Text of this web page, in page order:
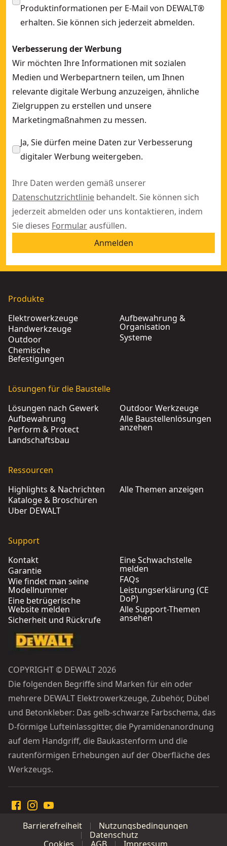
Produktinformationen per E-Mail von DEWALT®
erhalten. Sie können sich jederzeit abmelden.
Verbesserung der Werbung
Wir möchten Ihre Informationen mit sozialen
Medien und Werbepartnern teilen, um Ihnen
relevante digitale Werbung anzuzeigen, ähnliche
Zielgruppen zu erstellen und unsere
Marketingmaßnahmen zu messen.
Ja, Sie dürfen meine Daten zur Verbesserung
digitaler Werbung weitergeben.
Ihre Daten werden gemäß unserer
Datenschutzrichtlinie behandelt. Sie können sich
jederzeit abmelden oder uns kontaktieren, indem
Sie dieses Formularausfüllen.
Anmelden
Produkte
Elektrowerkzeuge
Handwerkzeuge
Outdoor
Chemische
Befestigungen
Aufbewahrung &
Organisation
Systeme
Lösungen für die Baustelle
Lösungen nach Gewerk
Aufbewahrung
Perform & Protect
Landschaftsbau
Outdoor Werkzeuge
Alle Baustellenlösungen
anzehen
Ressourcen
Highlights & Nachrichten
Kataloge & Broschüren
Über DEWALT
Alle Themen anzeigen
Support
Kontakt
Garantie
Wie findet man seine
Modellnummer
Eine betrügerische
Website melden
Sicherheit und Rückrufe
Eine Schwachstelle
melden
FAQs
Leistungserklärung (CE
DoP)
Alle Support-Themen
ansehen
COPYRIGHT © DEWALT 2026
Die folgenden Begriffe sind Marken für ein oder
mehrere DEWALT Elektrowerkzeuge, Zubehör, Dübel
und Betonkleber: Das gelb-schwarze Farbschema, das
D-förmige Lufteinlassgitter, die Pyramidenanordnung
auf dem Handgriff, die Baukastenform und die
rautenförmigen Erhebungen auf der Oberfläche des
Werkzeugs.
Barrierefreiheit
Nutzungsbedingungen
Datenschutz